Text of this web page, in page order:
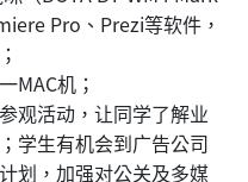
Pro、Prezi等软件，
MAC机；
观活动，让同学了解业
学生有机会到广告公司
划，加强对公关及多媒